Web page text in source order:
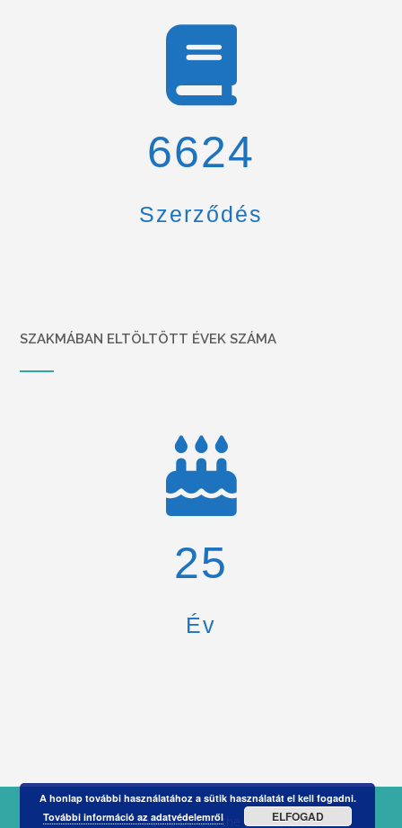
6900
Szerződés
SZAKMÁBAN ELTÖLTÖTT ÉVEK SZÁMA
26
Év
Theme byOut the Box
A honlap további használatához a sütik használatát el kell fogadni.
További információ az adatvédelemről
ELFOGAD